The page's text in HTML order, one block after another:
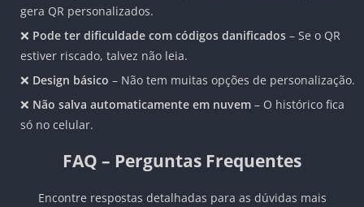
gera QR personalizados.
❌ Pode ter dificuldade com códigos danificados – Se o QR
estiver riscado, talvez não leia.
❌ Design básico – Não tem muitas opções de personalização.
❌ Não salva automaticamente em nuvem – O histórico fica
só no celular.
FAQ – Perguntas Frequentes
Encontre respostas detalhadas para as dúvidas mais